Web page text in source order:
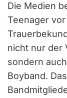
Die Medien
Teenager
nicht nur der
sondern
Boyband.